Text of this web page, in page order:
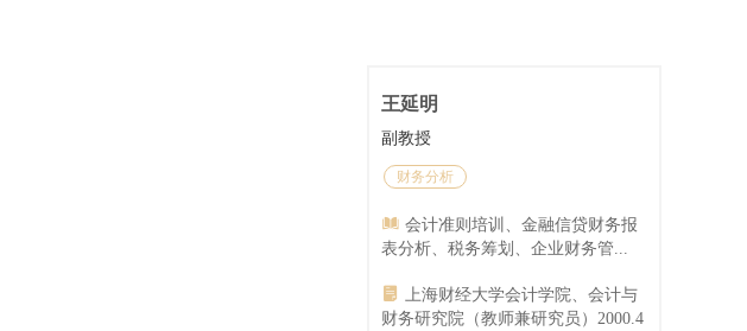
王延明
副教授
财务分析
会计准则培训、金融信贷财务报
表分析、税务筹划、企业财务管...
上海财经大学会计学院、会计与
财务研究院（教师兼研究员）2000.4